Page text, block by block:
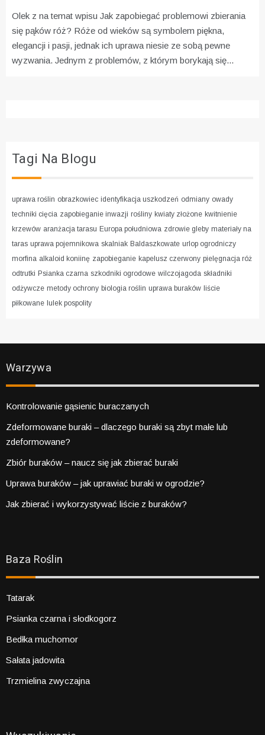
Olek z na temat wpisu Jak zapobiegać problemowi zbierania
się pąków róż? Róże od wieków są symbolem piękna,
elegancji i pasji, jednak ich uprawa niesie ze sobą pewne
wyzwania. Jednym z problemów, z którym borykają się...
Tagi Na Blogu
uprawa roślin obrazkowiec identyfikacja uszkodzeń odmiany owady
techniki cięcia zapobieganie inwazji rośliny kwiaty złożone kwitnienie
krzewów aranżacja tarasu Europa południowa zdrowie gleby materiały na
taras uprawa pojemnikowa skalniak Baldaszkowate urlop ogrodniczy
morfina alkaloid koniinę zapobieganie kapelusz czerwony pielęgnacja róż
odtrutki Psianka czarna szkodniki ogrodowe wilczojagoda składniki
odżywcze metody ochrony biologia roślin uprawa buraków liście
piłkowane lulek pospolity
Warzywa
Kontrolowanie gąsienic buraczanych
Zdeformowane buraki – dlaczego buraki są zbyt małe lub
zdeformowane?
Zbiór buraków – naucz się jak zbierać buraki
Uprawa buraków – jak uprawiać buraki w ogrodzie?
Jak zbierać i wykorzystywać liście z buraków?
Baza Roślin
Tatarak
Psianka czarna i słodkogorz
Bedłka muchomor
Sałata jadowita
Trzmielina zwyczajna